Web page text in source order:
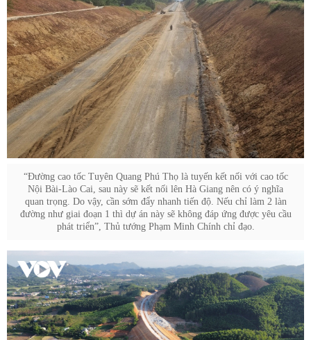
“Đường cao tốc Tuyên Quang Phú Thọ là tuyến kết nối với cao tốc
Nội Bài-Lào Cai, sau này sẽ kết nối lên Hà Giang nên có ý nghĩa
quan trọng. Do vậy, cần sớm đẩy nhanh tiến độ. Nếu chỉ làm 2 làn
đường như giai đoạn 1 thì dự án này sẽ không đáp ứng được yêu cầu
phát triển”, Thủ tướng Phạm Minh Chính chỉ đạo.